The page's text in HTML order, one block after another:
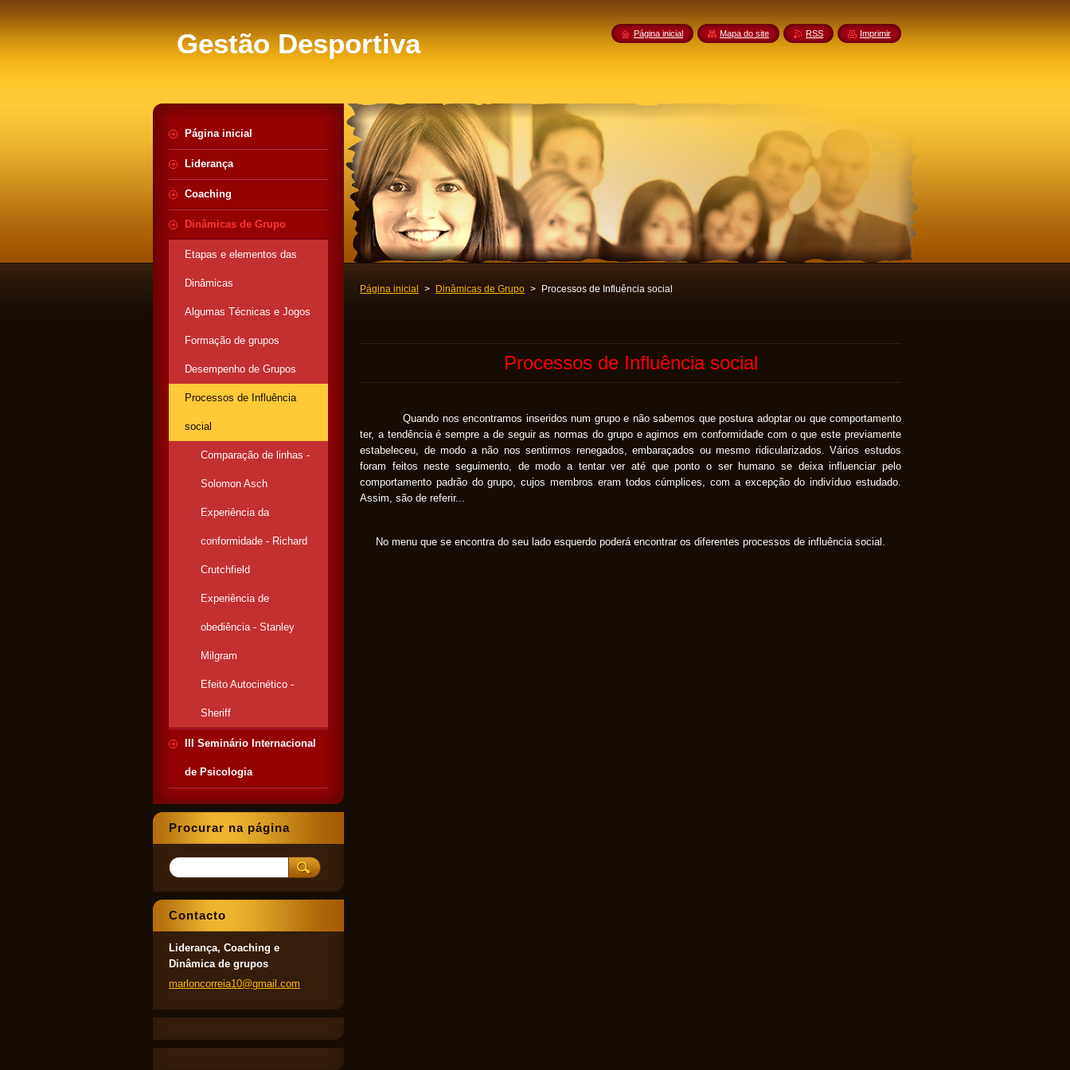
Gestão Desportiva
Página inicial > Dinâmicas de Grupo > Processos de Influência social
Processos de Influência social
Quando nos encontramos inseridos num grupo e não sabemos que postura adoptar ou que comportamento
ter, a tendência é sempre a de seguir as normas do grupo e agimos em conformidade com o que este previamente
estabeleceu, de modo a não nos sentirmos renegados, embaraçados ou mesmo ridicularizados. Vários estudos
foram feitos neste seguimento, de modo a tentar ver até que ponto o ser humano se deixa influenciar pelo
comportamento padrão do grupo, cujos membros eram todos cúmplices, com a excepção do indivíduo estudado.
Assim, são de referir...
No menu que se encontra do seu lado esquerdo poderá encontrar os diferentes processos de influência social.
Página inicial
Liderança
Coaching
Dinâmicas de Grupo
Etapas e elementos das
Dinâmicas
Algumas Técnicas e Jogos
Formação de grupos
Desempenho de Grupos
Processos de Influência
social
Comparação de linhas -
Solomon Asch
Experiência da
conformidade - Richard
Crutchfield
Experiência de
obediência - Stanley
Milgram
Efeito Autocinético -
Sheriff
III Seminário Internacional
de Psicologia
Procurar na página
Contacto
Liderança, Coaching e
Dinâmica de grupos
marloncorreia10@gmail.com
Página inicial Mapa do site RSS Imprimir